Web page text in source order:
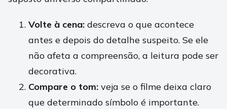
Volte à cena: descreva o que acontece
antes e depois do detalhe suspeito. Se ele
não afeta a compreensão, a leitura pode ser
decorativa.
Compare o tom: veja se o filme deixa claro
que determinado símbolo é importante.